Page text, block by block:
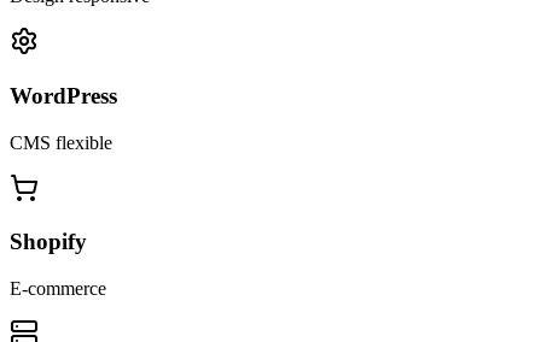
WordPress
CMS flexible
Shopify
E-commerce